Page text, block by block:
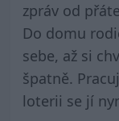
zpráv od
Do domu
sebe, až si
špatně.
loterii se jí